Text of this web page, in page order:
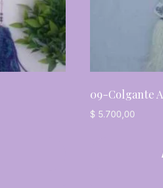
09-Colgante
$ 5.700,00